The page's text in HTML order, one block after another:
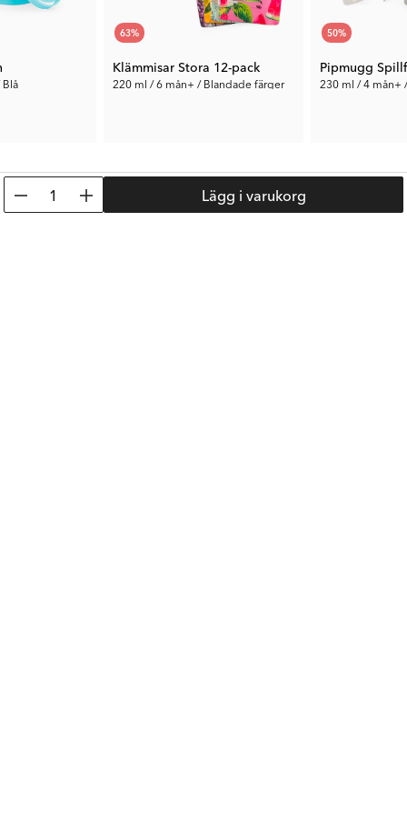
63%
Klämmisar Stora 12-pack
220 ml / 6 mån+ / Blandade färger
Tid. Pris: 159 kr
50%
230 ml / 4 mån+
Tid. Pris: 99 kr
1 Lägg i varukorg